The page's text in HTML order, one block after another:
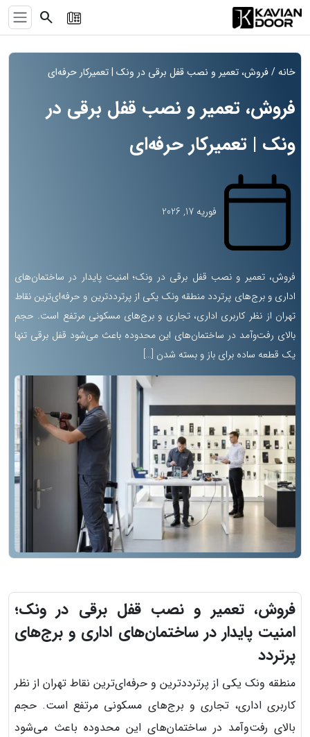
search
خانه/ فروش، تعمیر و نصب قفل برقی در ونک | تعمیرکار حرفه‌ای
فروش، تعمیر و نصب قفل برقی در
ونک | تعمیرکار حرفه‌ای
فوریه 17, 2026
فروش، تعمیر و نصب قفل برقی در ونک؛ امنیت پایدار در ساختمان‌های
اداری و برج‌های پرتردد منطقه ونک یکی از پرترددترین و حرفه‌ای‌ترین نقاط
تهران از نظر کاربری اداری، تجاری و برج‌های مسکونی مرتفع است. حجم
بالای رفت‌وآمد در ساختمان‌های این محدوده باعث می‌شود قفل برقی تنها
یک قطعه ساده برای باز و بسته شدن […]
فروش، تعمیر و نصب قفل برقی در ونک؛
امنیت پایدار در ساختمان‌های اداری و برج‌های
پرتردد
منطقه ونک یکی از پرترددترین و حرفه‌ای‌ترین نقاط تهران از نظر
کاربری اداری، تجاری و برج‌های مسکونی مرتفع است. حجم
بالای رفت‌وآمد در ساختمان‌های این محدوده باعث می‌شود